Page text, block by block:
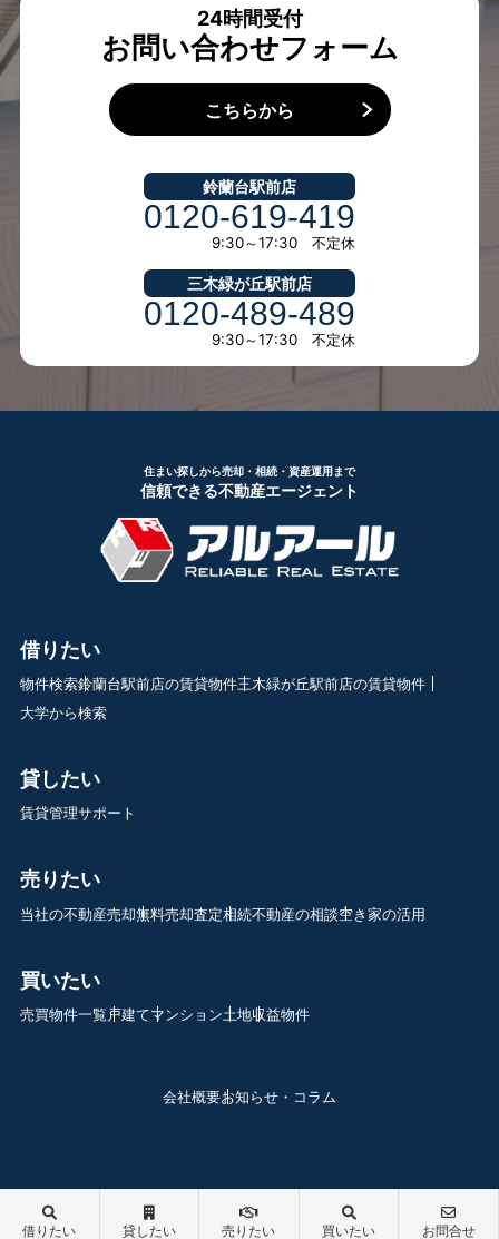
24時間受付
お問い合わせフォーム
こちらから
鈴蘭台駅前店
0120-619-419
9:30～17:30 不定休
三木緑が丘駅前店
0120-489-489
9:30～17:30 不定休
住まい探しから売却・相続・資産運用まで
信頼できる不動産エージェント
借りたい
物件検索鈴蘭台駅前店の賃貸物件三木緑が丘駅前店の賃貸物件
大学から検索
貸したい
賃貸管理サポート
売りたい
当社の不動産売却無料売却査定相続不動産の相談空き家の活用
買いたい
売買物件一覧戸建てマンション土地収益物件
会社概要お知らせ・コラム
借りたい 貸したい 売りたい 買いたい お問合せ